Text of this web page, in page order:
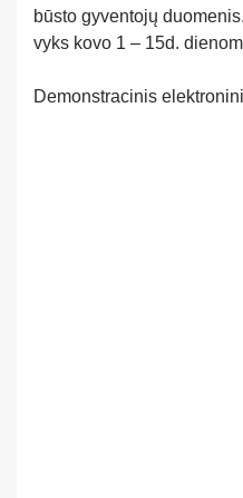
būsto gyventojų
vyks kovo 1 – 15d.
Demonstracinis